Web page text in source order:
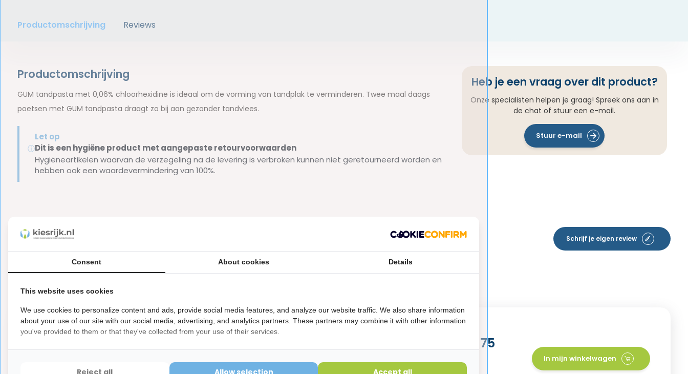
Productomschrijving Reviews
Productomschrijving
GUM tandpasta met 0,06% chloorhexidine is ideaal om de vorming van tandplak te verminderen. Twee maal daags
poetsen met GUM tandpasta draagt zo bij aan gezonder tandvlees.
ⓘ
Let op
Dit is een hygiëne product met aangepaste retourvoorwaarden
Hygiëneartikelen waarvan de verzegeling na de levering is verbroken kunnen niet geretourneerd worden en
hebben ook een waardevermindering van 100%.
Heb je een vraag over dit product?
Onze specialisten helpen je graag! Spreek ons aan in
de chat of stuur een e-mail.
Stuur e-mail
Reviews
0from5 Based on 0 reviews
Schrijf je eigen review
Er zijn nog geen reviews geschreven over dit product..
25,95
4x GUM Tandpasta 0,06% Chloorhexidine - 75
ml
In mijn winkelwagen
Consent About cookies Details
This website uses cookies
We use cookies to personalize content and ads, provide social media features, and analyze our website traffic. We also share information
about your use of our site with our social media, advertising, and analytics partners. These partners may combine it with other information
you've provided to them or that they've collected from your use of their services.